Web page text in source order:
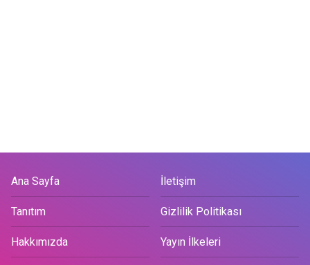
Ana Sayfa İletişim
Tanıtım Gizlilik Politikası
Hakkımızda Yayın İlkeleri